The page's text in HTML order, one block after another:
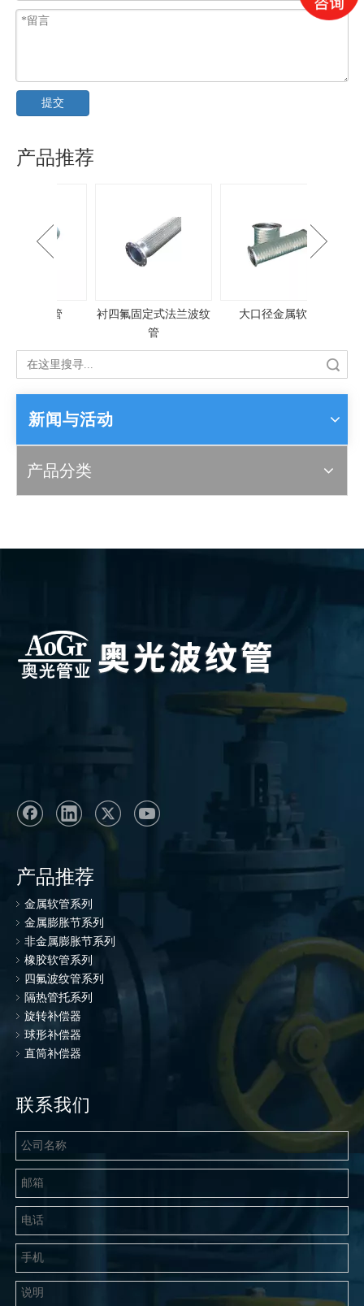
提交
产品推荐
衬四氟固定式法兰波纹
大口径金属软管
新闻与活动
产品分类
产品推荐
金属软管系列
金属膨胀节系列
非金属膨胀节系列
橡胶软管系列
四氟波纹管系列
隔热管托系列
旋转补偿器
球形补偿器
直筒补偿器
联系我们